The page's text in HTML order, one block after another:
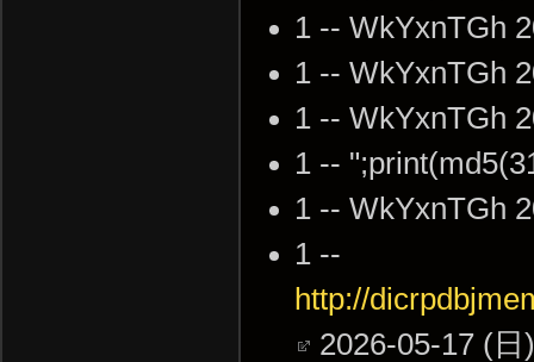
1 -- WkYxnTGh
1 -- WkYxnTGh
1 -- WkYxnTGh
1 --
1 -- WkYxnTGh
1 --
http://
2026-05-17 (日